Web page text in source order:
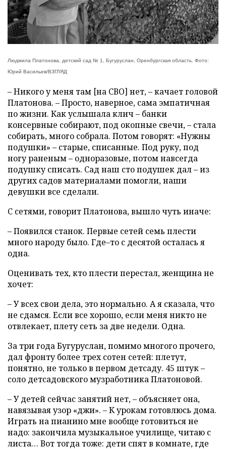
Людмила Платонова, детский сад № 1, Бугуруслан, Оренбургская область. Фото:
Юрий Васильев/ВЗГЛЯД
– Никого у меня там [на СВО] нет, – качает головой
Платонова. – Просто, наверное, сама эмпатичная
по жизни. Как услышала клич – банки
консервные собирают, под окопные свечи, – стала
собирать, много собрала. Потом говорят: «Нужны
подушки» – старые, списанные. Под руку, под
ногу раненым – одноразовые, потом навсегда
подушку списать. Сад наш сто подушек дал – из
других садов материалами помогли, наши
девушки все сделали.
С сетями, говорит Платонова, вышло чуть иначе:
– Появился станок. Первые сетей семь плести
много народу было. Где–то с десятой осталась я
одна.
Оценивать тех, кто плести перестал, женщина не
хочет:
– У всех свои дела, это нормально. А я сказала, что
не сдамся. Если все хорошо, если меня никто не
отвлекает, плету сеть за две недели. Одна.
За три года Бугуруслан, помимо многого прочего,
дал фронту более трех сотен сетей: плетут,
понятно, не только в первом детсаду. 45 штук –
соло детсадовского музработника Платоновой.
– У детей сейчас занятий нет, – объясняет она,
навязывая узор «джи». – К урокам готовлюсь дома.
Играть на пианино мне вообще готовиться не
надо: закончила музыкальное училище, читаю с
листа… Вот тогда тоже: дети спят в комнате, где